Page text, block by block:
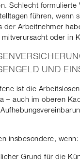
Schlecht formulierte
führen, wenn
der Arbeitnehmer
oder in
UND
ist die
– auch im oberen
insbesondere, wenn:
Grund für die